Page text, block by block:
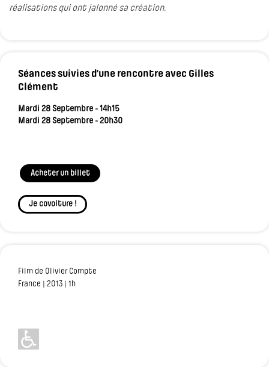
réalisations qui ont jalonné sa création.
Séances suivies d’une rencontre avec Gilles
Clément
Mardi 28 Septembre - 14h15
Mardi 28 Septembre - 20h30
Acheter un billet
Je covoiture !
Film de Olivier Compte
France | 2013 | 1h